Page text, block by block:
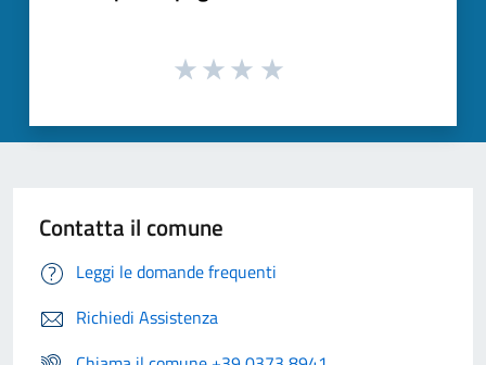
Contatta il comune
Leggi le domande frequenti
Richiedi Assistenza